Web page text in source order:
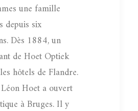
une famille
depuis six
Dès 1884, un
de Hoet Optiek
hôtels de Flandre.
Hoet a ouvert
à Bruges. Il y